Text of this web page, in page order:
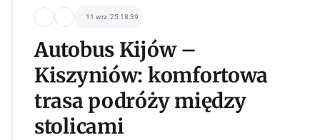
11 wrz '25 18:39
Autobus Kijów –
Kiszyniów: komfortowa
trasa podróży między
stolicami